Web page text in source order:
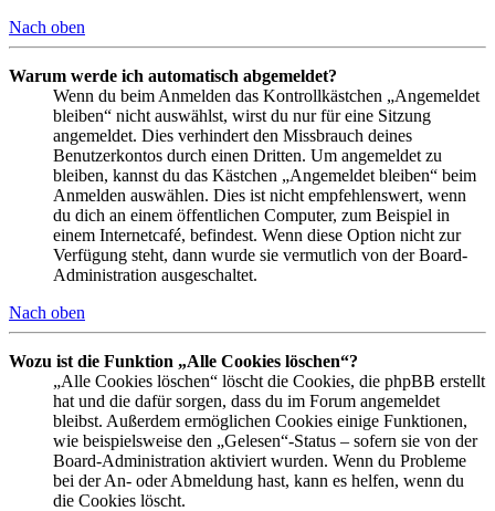
Nach oben
Warum werde ich automatisch abgemeldet?
Wenn du beim Anmelden das Kontrollkästchen „Angemeldet
bleiben“ nicht auswählst, wirst du nur für eine Sitzung
angemeldet. Dies verhindert den Missbrauch deines
Benutzerkontos durch einen Dritten. Um angemeldet zu
bleiben, kannst du das Kästchen „Angemeldet bleiben“ beim
Anmelden auswählen. Dies ist nicht empfehlenswert, wenn
du dich an einem öffentlichen Computer, zum Beispiel in
einem Internetcafé, befindest. Wenn diese Option nicht zur
Verfügung steht, dann wurde sie vermutlich von der Board-
Administration ausgeschaltet.
Nach oben
Wozu ist die Funktion „Alle Cookies löschen“?
„Alle Cookies löschen“ löscht die Cookies, die phpBB erstellt
hat und die dafür sorgen, dass du im Forum angemeldet
bleibst. Außerdem ermöglichen Cookies einige Funktionen,
wie beispielsweise den „Gelesen“-Status – sofern sie von der
Board-Administration aktiviert wurden. Wenn du Probleme
bei der An- oder Abmeldung hast, kann es helfen, wenn du
die Cookies löscht.